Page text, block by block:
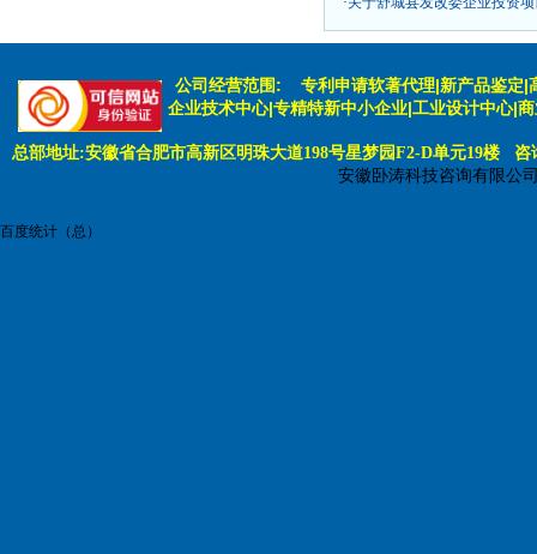
公司经营范围:
专利申请软著代理|新产品鉴定|
企业技术中心|专精特新中小企业|工业设计中心|
总部地址:安徽省合肥市高新区明珠大道198号星梦园F2-D单元19楼 咨
安徽卧涛科技咨询有限公
百度统计（总）